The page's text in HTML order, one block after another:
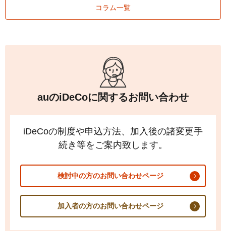
コラム一覧
auのiDeCoに関するお問い合わせ
iDeCoの制度や申込方法、加入後の諸変更手
続き等をご案内致します。
検討中の方のお問い合わせページ
加入者の方のお問い合わせページ